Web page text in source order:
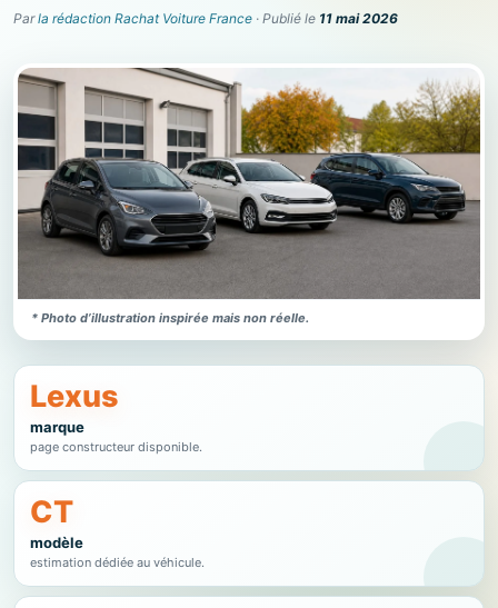
Parla rédaction Rachat Voiture France · Publié le 11 mai 2026
* Photo d’illustration inspirée mais non réelle.
Lexus
marque
page constructeur disponible.
CT
modèle
estimation dédiée au véhicule.